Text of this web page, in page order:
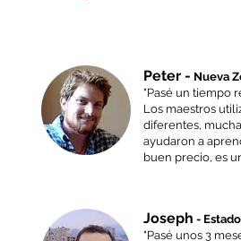
Peter - Nueva
"Pasé un tiempo
Los maestros
diferentes,
ayudaron a
buen precio, es
Joseph -
"Pasé unos 3